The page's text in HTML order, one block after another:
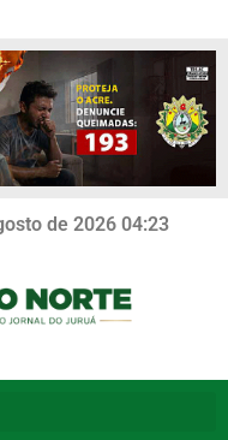
de 2026 04:23